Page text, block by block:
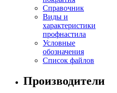
Справочник
Виды и
характеристики
профнастила
Условные
обозначения
Список файлов
Производители